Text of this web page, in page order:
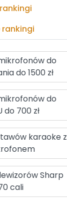
rankingi
do
do 1500 zł
do
do 700 zł
karaoke z
Sharp
cali